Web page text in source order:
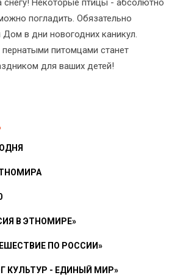
Некоторые птицы - абсолютно
погладить. Обязательно
Дом в дни новогодних каникул.
питомцами станет
для ваших детей!
В ЭТНОМИРЕ»
ПО РОССИИ»
КУЛЬТУР - ЕДИНЫЙ МИР»